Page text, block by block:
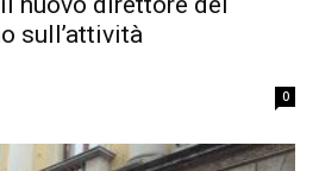
sull’attività
0